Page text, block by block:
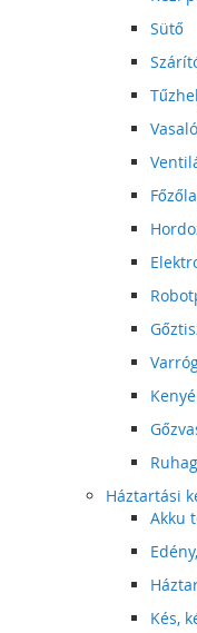
Sütő
Vasaló
Háztartási
Akku
Kés,